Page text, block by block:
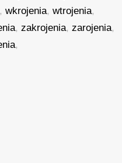
,wkrojenia,wtrojenia,
,zakrojenia,zarojenia,
,